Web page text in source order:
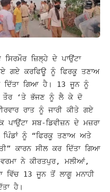
ਜ਼ਿਲ੍ਹੇ ਦੇ ਪਾਉਂਟਾ
ਗਏ ਕਰਫਿਊ ਨੂੰ ਫਿਰਕੂ ਤਣਾਅ
ਦਿੱਤਾ ਗਿਆ ਹੈ। 13 ਜੂਨ ਨੂੰ
ਤੌਰ ‘ਤੇ ਭੱਜਣ ਨੂੰ ਲੈ ਕੇ ਦੋ
ਰਾਤ ਨੂੰ ਜਾਰੀ ਕੀਤੇ ਗਏ
ਸਬ-ਡਿਵੀਜ਼ਨ ਦੇ ਮਜ਼ਰਾ
ਨੂੰ “ਫਿਰਕੂ ਤਣਾਅ ਅਤੇ
ਕਾਰਨ ਸੀਲ ਕਰ ਦਿੱਤਾ ਗਿਆ
ਵਰਮਾ ਨੇ ਕੀਰਤਪੁਰ, ਮਲੀਆਂ,
ਵਿੱਚ 13 ਜੂਨ ਤੋਂ ਲਾਗੂ ਮਨਾਹੀ
ਹੈ।